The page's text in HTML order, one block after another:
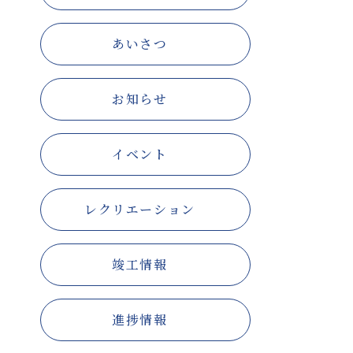
あいさつ
お知らせ
イベント
レクリエーション
竣工情報
進捗情報